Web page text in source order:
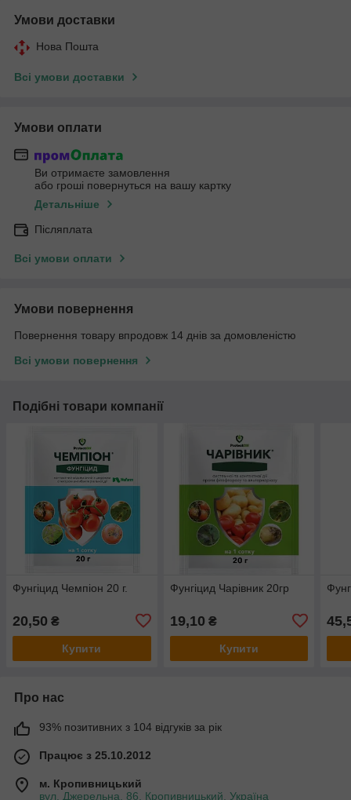
Умови доставки
Нова Пошта
Всі умови доставки
Умови оплати
Ви отримаєте замовлення
або гроші повернуться на вашу картку
Детальніше
Післяплата
Всі умови оплати
Умови повернення
Повернення товару впродовж 14 днів за домовленістю
Всі умови повернення
Подібні товари компанії
Фунгіцид Чемпіон 20 г.
20,50 ₴
Купити
Фунгіцид Чарівник 20гр
19,10 ₴
Купити
Про нас
93% позитивних з 104 відгуків за рік
Працює з 25.10.2012
м. Кропивницький
вул. Джерельна, 86, Кропивницький, Україна